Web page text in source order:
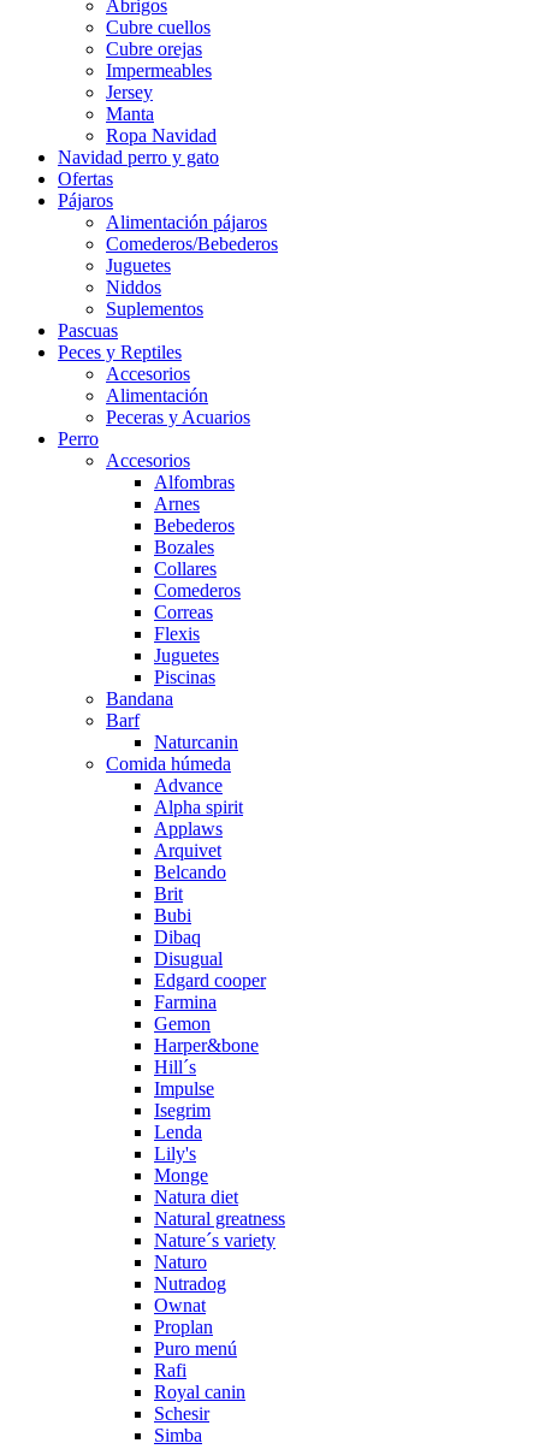
Abrigos
Cubre cuellos
Cubre orejas
Impermeables
Jersey
Manta
Ropa Navidad
Navidad perro y gato
Ofertas
Pájaros
Alimentación pájaros
Comederos/Bebederos
Juguetes
Niddos
Suplementos
Pascuas
Peces y Reptiles
Accesorios
Alimentación
Peceras y Acuarios
Perro
Accesorios
Alfombras
Arnes
Bebederos
Bozales
Collares
Comederos
Correas
Flexis
Juguetes
Piscinas
Bandana
Barf
Naturcanin
Comida húmeda
Advance
Alpha spirit
Applaws
Arquivet
Belcando
Brit
Bubi
Dibaq
Disugual
Edgard cooper
Farmina
Gemon
Harper&bone
Hill´s
Impulse
Isegrim
Lenda
Lily's
Monge
Natura diet
Natural greatness
Nature´s variety
Naturo
Nutradog
Ownat
Proplan
Puro menú
Rafi
Royal canin
Schesir
Simba